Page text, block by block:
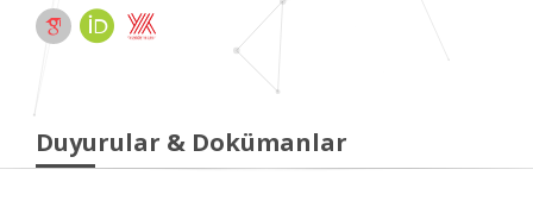
Duyurular & Dokümanlar